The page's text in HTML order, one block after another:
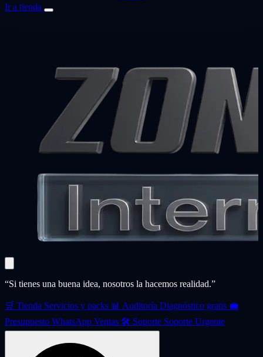
Ir a tienda
“Si tienes una buena idea, nosotros la hacemos realidad.”
🛒 Tienda Servicios y packs 📊 Auditoría Diagnóstico gratis 💼
Presupuesto WhatsApp Ventas 🛠️ Soporte Soporte Urgente